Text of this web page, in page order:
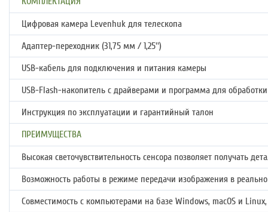
Цифровая камера Levenhuk для телескопа
Адаптер-переходник (31,75 мм / 1,25'')
USB-кабель для подключения и питания камеры
USB-Flash-накопитель с драйверами и программа для
Инструкция по эксплуатации и гарантийный талон
ПРЕИМУЩЕСТВА
Высокая светочувствительность сенсора позволяет получать
Возможность работы в режиме передачи изображения в
Совместимость с компьютерами на базе Windows, macOS и